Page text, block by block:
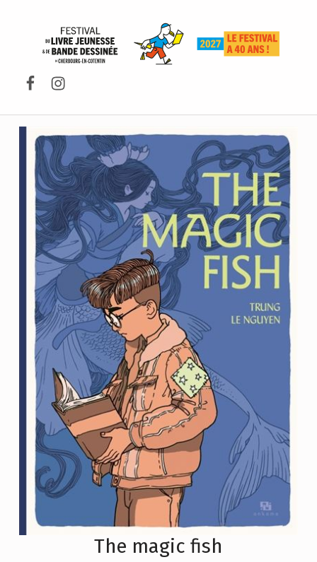
Facebook
Instagram
The magic fish